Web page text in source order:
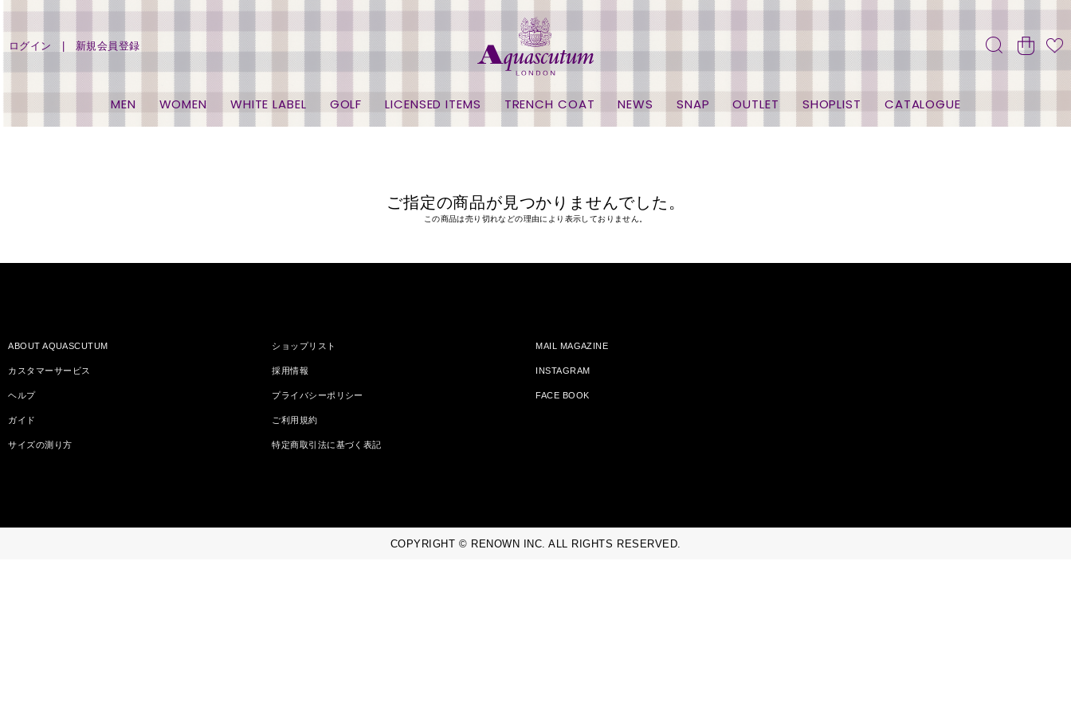
ログイン 新規会員登録
MEN WOMEN WHITE LABEL GOLF LICENSED ITEMS TRENCH COAT NEWS SNAP OUTLET SHOPLIST CATALOGUE
ご指定の商品が見つかりませんでした。
この商品は売り切れなどの理由により表示しておりません。
ABOUT AQUASCUTUM
カスタマーサービス
ヘルプ
ガイド
サイズの測り方
ショップリスト
採用情報
プライバシーポリシー
ご利用規約
特定商取引法に基づく表記
MAIL MAGAZINE
INSTAGRAM
FACE BOOK
COPYRIGHT © RENOWN INC. ALL RIGHTS RESERVED.